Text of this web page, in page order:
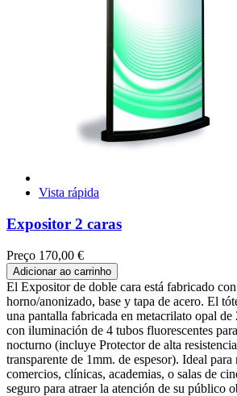
Vista rápida
Expositor 2 caras
Preço 170,00 €
Adicionar ao carrinho
El Expositor de doble cara está fabricado
horno/anonizado, base y tapa de acero. El
una pantalla fabricada en metacrilato opal de
con iluminación de 4 tubos fluorescentes
nocturno (incluye Protector de alta
transparente de 1mm. de espesor). Ideal para
comercios, clínicas, academias, o salas de
seguro para atraer la atención de su público